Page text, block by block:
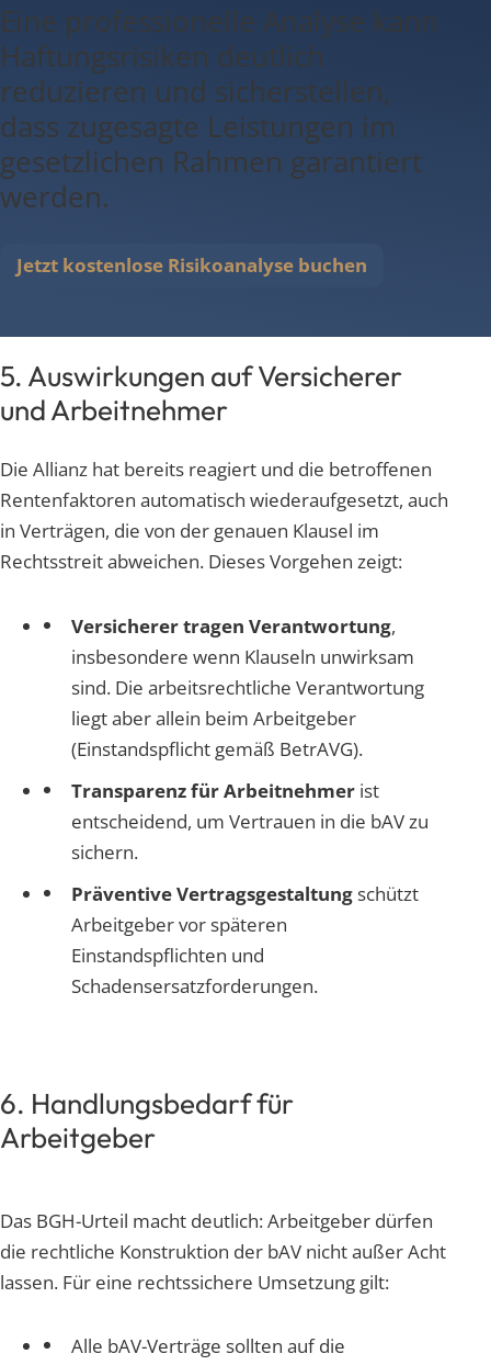
Eine professionelle Analyse kann
Haftungsrisiken deutlich
reduzieren und sicherstellen,
dass zugesagte Leistungen im
gesetzlichen Rahmen garantiert
werden.
Jetzt kostenlose Risikoanalyse buchen
5. Auswirkungen auf Versicherer
und Arbeitnehmer
Die Allianz hat bereits reagiert und die betroffenen
Rentenfaktoren automatisch wiederaufgesetzt, auch
in Verträgen, die von der genauen Klausel im
Rechtsstreit abweichen. Dieses Vorgehen zeigt:
Versicherer tragen Verantwortung,
insbesondere wenn Klauseln unwirksam
sind. Die arbeitsrechtliche Verantwortung
liegt aber allein beim Arbeitgeber
(Einstandspflicht gemäß BetrAVG).
Transparenz für Arbeitnehmer ist
entscheidend, um Vertrauen in die bAV zu
sichern.
Präventive Vertragsgestaltung schützt
Arbeitgeber vor späteren
Einstandspflichten und
Schadensersatzforderungen.
6. Handlungsbedarf für
Arbeitgeber
Das BGH-Urteil macht deutlich: Arbeitgeber dürfen
die rechtliche Konstruktion der bAV nicht außer Acht
lassen. Für eine rechtssichere Umsetzung gilt:
Alle bAV-Verträge sollten auf die